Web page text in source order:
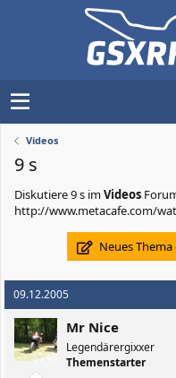
Videos
9 s
Diskutiere9 s imVideos
http://www.metacafe.com/
Neues
09.12.2005
Mr Nice
Legendärergixxer
Themenstarter